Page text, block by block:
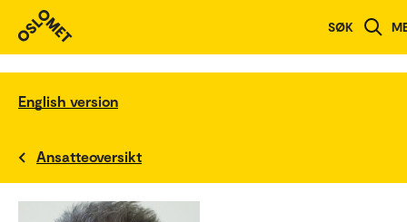
SØK
English version
Ansatteoversikt